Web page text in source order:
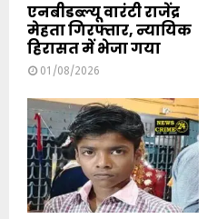
एनबीडब्ल्यू वारंटी राजेंद्र
मेहता गिरफ्तार, न्यायिक
हिरासत में भेजा गया
01/08/2026